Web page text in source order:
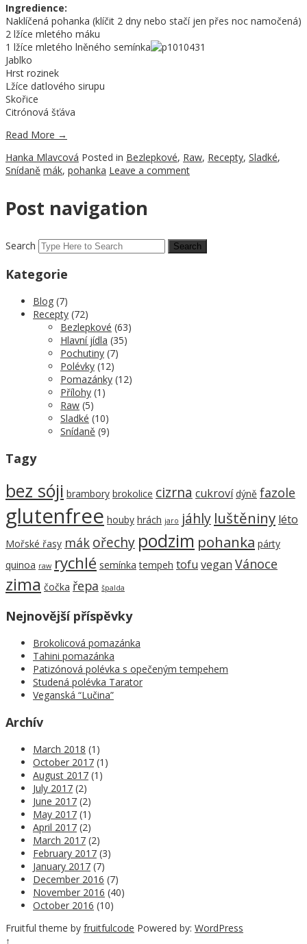
Ingredience:
Naklíčená pohanka (klíčit 2 dny nebo stačí jen přes noc namočená)
2 lžíce mletého máku
1 lžíce mletého lněného semínka
Jablko
Hrst rozinek
Lžíce datlového sirupu
Skořice
Citrónová šťáva
Read More →
Hanka Mlavcová Posted in Bezlepkové, Raw, Recepty, Sladké,
Snídaně mák, pohanka Leave a comment
Post navigation
Search
Kategorie
Blog (7)
Recepty (72)
Bezlepkové (63)
Hlavní jídla (35)
Pochutiny (7)
Polévky (12)
Pomazánky (12)
Přílohy (1)
Raw (5)
Sladké (10)
Snídaně (9)
Tagy
bez sóji brambory brokolice cizrna cukroví dýně fazole
glutenfree houby hrách jaro jáhly luštěniny léto
Mořské řasy mák ořechy podzim pohanka párty
quinoa raw rychlé semínka tempeh tofu vegan Vánoce
zima čočka řepa špalda
Nejnovější příspěvky
Brokolicová pomazánka
Tahini pomazánka
Patizónová polévka s opečeným tempehem
Studená polévka Tarator
Veganská “Lučina”
Archív
March 2018 (1)
October 2017 (1)
August 2017 (1)
July 2017 (2)
June 2017 (2)
May 2017 (1)
April 2017 (2)
March 2017 (2)
February 2017 (3)
January 2017 (7)
December 2016 (7)
November 2016 (40)
October 2016 (10)
Fruitful theme by fruitfulcode Powered by: WordPress
↑